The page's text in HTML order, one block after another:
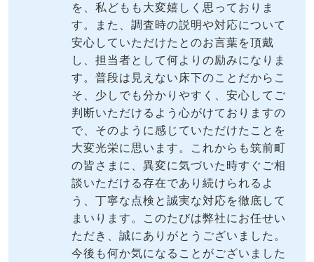
を、私どもも大変嬉しく思っておりま
す。
また、調査時の説明や対応について
安心していただけたとのお言葉を頂戴
し、担当者として何よりの励みになりま
す。普段は見えない床下のことだからこ
そ、少しでも分かりやすく、安心してご
判断いただけるよう心がけておりますの
で、そのように感じていただけたことを
大変光栄に思います。
これからも筑前町
の皆さまに、異変に気づいた時すぐご相
談いただける存在であり続けられるよ
う、丁寧な点検と誠実な対応を徹底して
まいります。このたびは弊社にお任せい
ただき、誠にありがとうございました。
今後も何か気になることがございました